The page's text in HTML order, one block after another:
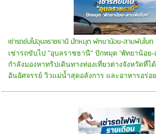
เช่ารถขับไปอุบลราชธานี ปักหมุด พัทยาน้อย-สามพันโบก
เช่ารถขับไป "อุบลราชธานี" ปักหมุด 'พัทยาน้อ
กำลังมองหาทริปเดินทางท่องเที่ยวต่างจังหวัดที่
อันอัศจรรย์ วิวแม่น้ำสุดอลังการ และอาหารอร่อย